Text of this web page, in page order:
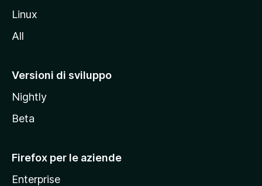
t
M
z
i
a
Linux
All
Versioni di sviluppo
Nightly
Beta
Firefox per le aziende
Enterprise